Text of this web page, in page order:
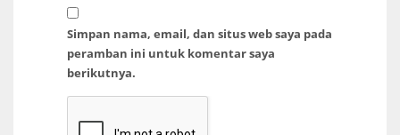
Simpan nama, email, dan situs web saya pada
peramban ini untuk komentar saya
berikutnya.